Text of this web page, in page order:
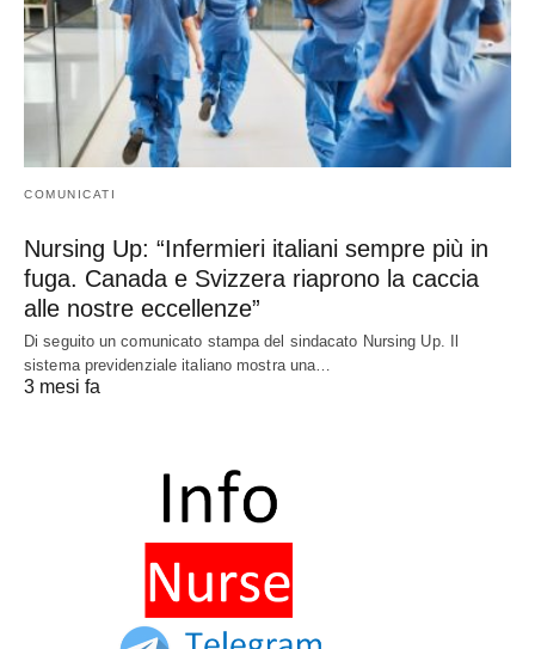
COMUNICATI
Nursing Up: “Infermieri italiani sempre più in
fuga. Canada e Svizzera riaprono la caccia
alle nostre eccellenze”
Di seguito un comunicato stampa del sindacato Nursing Up. Il
sistema previdenziale italiano mostra una…
3 mesi fa